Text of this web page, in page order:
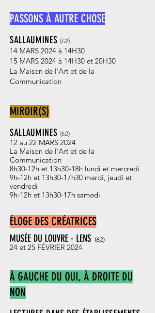
PASSONS À AUTRE CHOSE
SALLAUMINES (62)
14 MARS 2024 à 14H30
15 MARS 2024 à 14H30 et 20H30
La Maison de l'Art et de la
Communication
MIROIR(S)
SALLAUMINES (62)
12 au 22 MARS 2024
La Maison de l'Art et de la
Communication
8h30-12h et 13h30-18h lundi et mercredi
9h-12h et 13h30-17h30 mardi, jeudi et
vendredi
9h-12h et 13h30-17h samedi
ÉLOGE DES CRÉATRICES
MUSÉE DU LOUVRE - LENS (62)
24 et 25 FÉVRIER 2024
À GAUCHE DU OUI, À DROITE DU
NON